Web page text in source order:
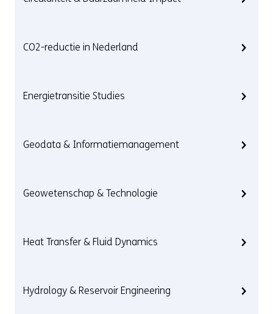
CO2-reductie in Nederland
Energietransitie Studies
Geodata & Informatiemanagement
Geowetenschap & Technologie
Heat Transfer & Fluid Dynamics
Hydrology & Reservoir Engineering